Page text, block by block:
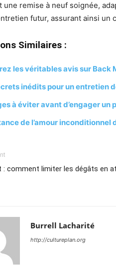
une remise à neuf soignée,
futur, assurant ainsi
Similaires :
les véritables avis sur Back
inédits pour un entretien
à éviter avant d’engager un
de l’amour
: comment limiter les dégâts en
Burrell Lacharité
http://cultureplan.org